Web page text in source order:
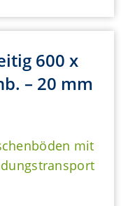
600 x
– 20 mm
mit